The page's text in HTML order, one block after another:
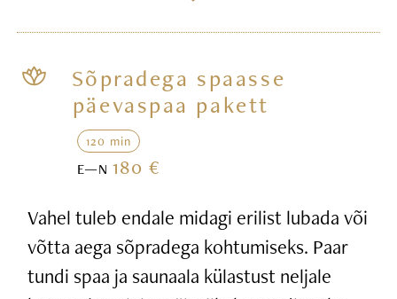
Sõpradega spaasse
päevaspaa pakett
120 min
E—N180 €
Vahel tuleb endale midagi erilist lubada või
võtta aega sõpradega kohtumiseks. Paar
tundi spaa ja saunaala külastust neljale